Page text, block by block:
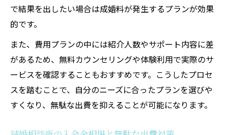
で結果を出したい場合は成婚料が発生するプランが効果
的です。
また、費用プランの中には紹介人数やサポート内容に差
があるため、無料カウンセリングや体験利用で実際のサ
ービスを確認することもおすすめです。こうしたプロセ
スを踏むことで、自分のニーズに合ったプランを選びや
すくなり、無駄な出費を抑えることが可能になります。